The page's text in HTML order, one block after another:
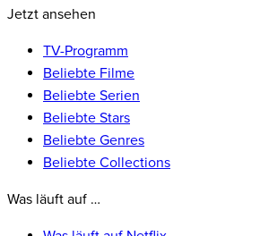
Jetzt ansehen
TV-Programm
Beliebte Filme
Beliebte Serien
Beliebte Stars
Beliebte Genres
Beliebte Collections
Was läuft auf …